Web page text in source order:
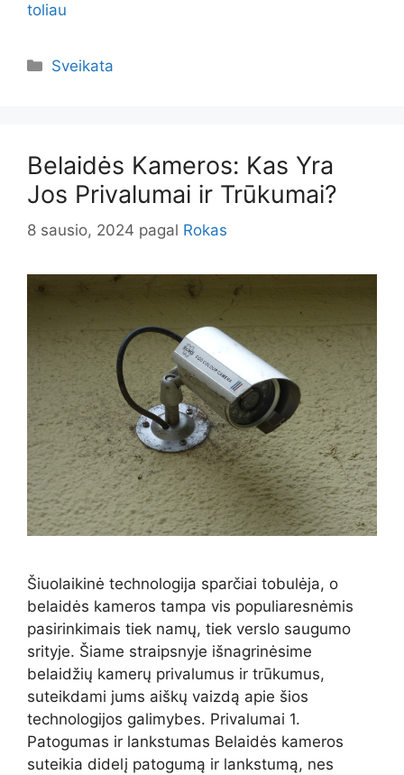
toliau
Kategorijos
Sveikata
Belaidės Kameros: Kas Yra
Jos Privalumai ir Trūkumai?
8 sausio, 2024 pagal Rokas
Šiuolaikinė technologija sparčiai tobulėja, o
belaidės kameros tampa vis populiaresnėmis
pasirinkimais tiek namų, tiek verslo saugumo
srityje. Šiame straipsnyje išnagrinėsime
belaidžių kamerų privalumus ir trūkumus,
suteikdami jums aiškų vaizdą apie šios
technologijos galimybes. Privalumai 1.
Patogumas ir lankstumas Belaidės kameros
suteikia didelį patogumą ir lankstumą, nes